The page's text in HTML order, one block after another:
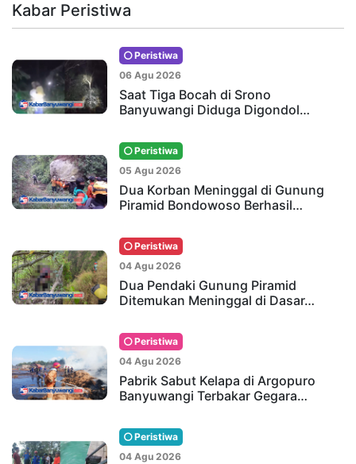
Kabar Peristiwa
Peristiwa
06 Agu 2026
Saat Tiga Bocah di Srono
Banyuwangi Diduga Digondol…
Peristiwa
05 Agu 2026
Dua Korban Meninggal di Gunung
Piramid Bondowoso Berhasil…
Peristiwa
04 Agu 2026
Dua Pendaki Gunung Piramid
Ditemukan Meninggal di Dasar…
Peristiwa
04 Agu 2026
Pabrik Sabut Kelapa di Argopuro
Banyuwangi Terbakar Gegara…
Peristiwa
04 Agu 2026